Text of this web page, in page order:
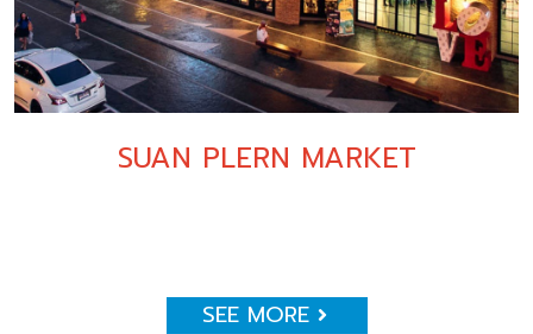
SUAN PLERN MARKET
SEE MORE